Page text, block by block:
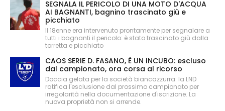
SEGNALA IL PERICOLO DI UNA MOTO D'ACQUA
AI BAGNANTI, bagnino trascinato giù e
picchiato
Il 18enne era intervenuto prontamente per segnalare a
tutti i bagnanti il pericolo: è stato trascinato giù dalla
torretta e picchiato
CAOS SERIE D. FASANO, È UN INCUBO: escluso
dal campionato, ora corsa al ricorso
Doccia gelata per la società biancazzurra: la LND
ratifica l'esclusione dal prossimo campionato per
irregolarità nella documentazione d'iscrizione. La
nuova proprietà non si arrende.